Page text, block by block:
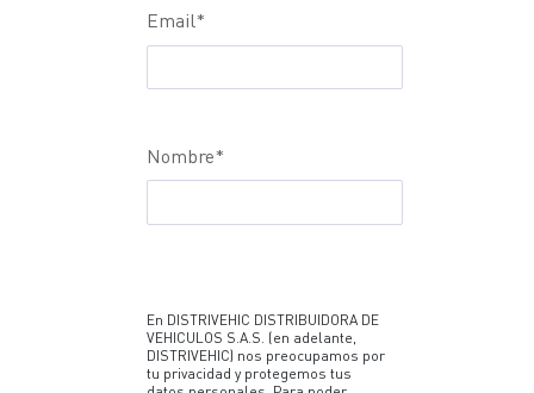
Email*
Nombre*
En DISTRIVEHIC DISTRIBUIDORA DE
VEHICULOS S.A.S. (en adelante,
DISTRIVEHIC) nos preocupamos por
tu privacidad y protegemos tus